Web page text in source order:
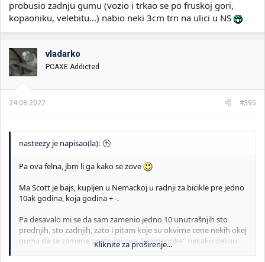
probusio zadnju gumu (vozio i trkao se po fruskoj gori,
kopaoniku, velebitu...) nabio neki 3cm trn na ulici u NS
vladarko
PCAXE Addicted
24.08.2022. #395
nasteezy je napisao(la):
Pa ova felna, jbm li ga kako se zove
Ma Scott je bajs, kupljen u Nemackoj u radnji za bicikle pre jedno
10ak godina, koja godina + -.
Pa desavalo mi se da sam zamenio jedno 10 unutrašnjih sto
prednjih, sto zadnjih, zato i pitam koje su okvirne cene nekih okej
guma da se zamene posto mi ove "kramponke" nekako deluju
vise za neki teren nego za ulicu i stazu.
Kliknite za proširenje...